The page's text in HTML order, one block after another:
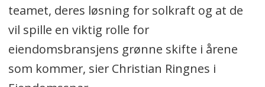
teamet, deres løsning for solkraft og at de
vil spille en viktig rolle for
eiendomsbransjens grønne skifte i årene
som kommer, sier Christian Ringnes i